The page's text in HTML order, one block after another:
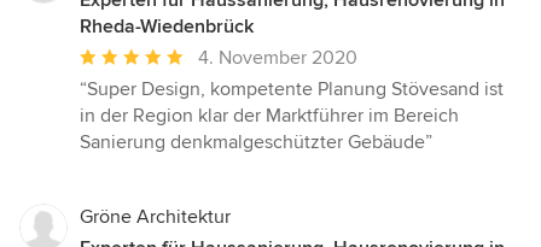
Rheda-Wiedenbrück
Durchschnittliche
Bewertung:
5
von
4. November 2020
“Super Design, kompetente Planung Stövesand ist
in der Region klar der Marktführer im Bereich
Sanierung denkmalgeschützter Gebäude”
Gröne Architektur